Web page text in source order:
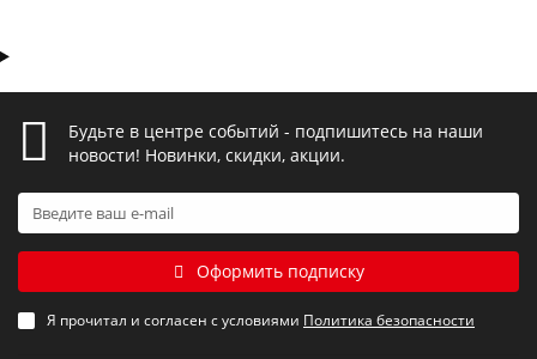
Будьте в центре событий - подпишитесь на наши
новости! Новинки, скидки, акции.
Оформить подписку
Я прочитал и согласен с условиями Политика безопасности